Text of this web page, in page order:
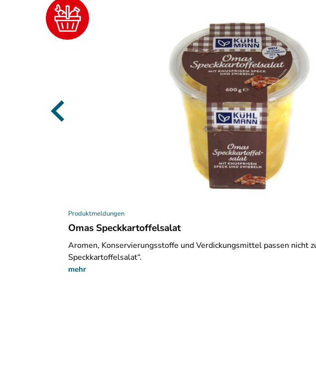
Produktmeldungen
Omas Speckkartoffelsalat
Aromen, Konservierungsstoffe und Verdickungsmittel passen nicht
Speckkartoffelsalat“.
mehr